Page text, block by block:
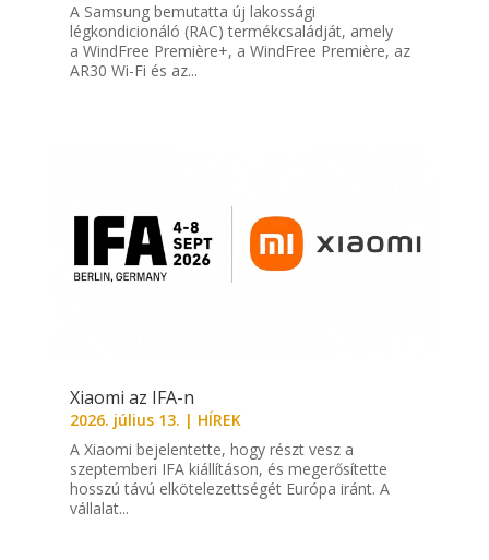
A Samsung bemutatta új lakossági
légkondicionáló (RAC) termékcsaládját, amely
a WindFree Première+, a WindFree Première, az
AR30 Wi-Fi és az...
Xiaomi az IFA-n
2026. július 13. | HÍREK
A Xiaomi bejelentette, hogy részt vesz a
szeptemberi IFA kiállításon, és megerősítette
hosszú távú elkötelezettségét Európa iránt. A
vállalat...